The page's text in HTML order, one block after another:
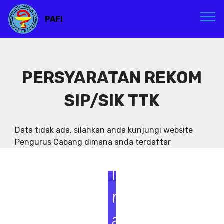
PAFI
PERSYARATAN REKOM
SIP/SIK TTK
Data tidak ada, silahkan anda kunjungi website
Pengurus Cabang dimana anda terdaftar
S
e
m
i
n
a